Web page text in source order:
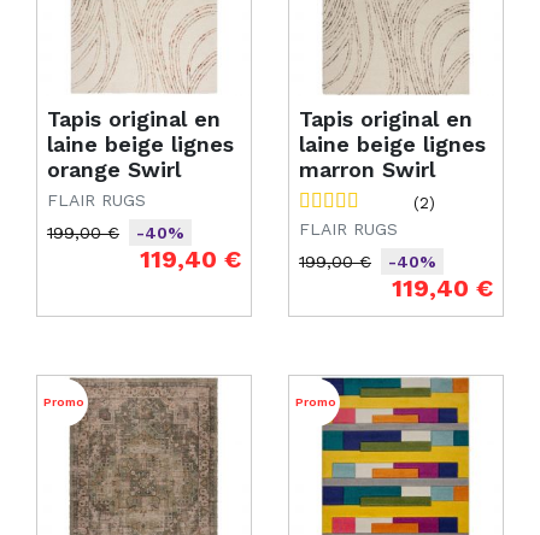
Tapis original en
laine beige lignes
orange Swirl
FLAIR RUGS
Prix de base
199,00 €
-40%
119,40 €
Tapis original en
laine beige lignes
marron Swirl
(2)
FLAIR RUGS
Prix de base
199,00 €
-40%
119,40 €
Promo Promo